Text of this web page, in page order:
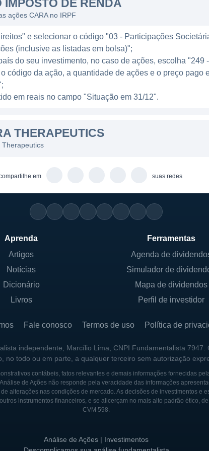
da empresa, que está comprometida em
Cara Therapeutics incluem o desenvolvimento
conhecida por suas parcerias estratégicas
que acelere a condução de seus programas de
expandir sua presença no mercado através
regulatória para os seus produtos. Isso inclui
na bolsa de valores, a Cara Therapeutics
e individuais. A empresa não é
de interesses.
uma companhia de biotecnologia, a estrutura de
estratégicos, que muitas vezes trazem não
auxiliar no desenvolvimento dos produtos da
a Cara Therapeutics esteve comprometida
que envolviam alvos biológicos inovadores,
então apresentavam lacunas significativas na
fez importantes progressos na condução de
solidificar seu lugar no mercado de biotecnologia
DE RENDA
ações CARA no IRPF
e selecionar o código "03 - Participações
(inclusive as listadas em bolsa)";
do seu investimento, no caso de ações, escolha "249
código da ação, a quantidade de ações e o preço pago
em reais no campo "Situação em 31/12".
THERAPEUTICS
em suas redes
Aprenda
Artigos
Notícias
Dicionário
Livros
Ferramentas
Agenda de
Simulador de
Mapa de dividendos
Perfil de investidor
Fale conosco Termos de uso Política de
independente, Marcílio Lima, CNPI Fundamentalista
no todo ou em parte, a qualquer terceiro sem autorização
contábeis, fatos relevantes e demais informações fornecidas
de Ações não responde pela veracidade das informações
alterações nas condições de mercado. As decisões de investimentos e
instrumentos financeiros, e se alicerçam no mais alto padrão ético,
CVM 598.
Análise de Ações | Investimentos